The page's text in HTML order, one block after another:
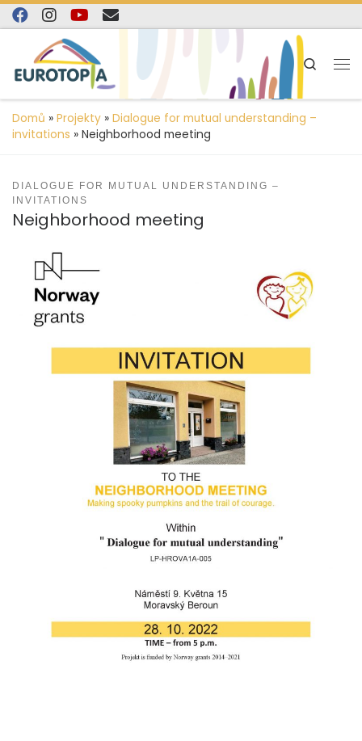
content
Skip to content
Search
Domů » Projekty » Dialogue for mutual understanding –
invitations » Neighborhood meeting
DIALOGUE FOR MUTUAL UNDERSTANDING –
INVITATIONS
Neighborhood meeting